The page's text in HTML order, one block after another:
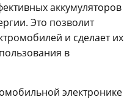
аккумуляторов
Это позволит
и сделает их
в
электронике